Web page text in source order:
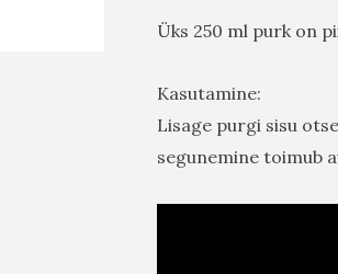
Üks 250 ml purk on
Kasutamine:
Lisage purgi sisu
segunemine toimub